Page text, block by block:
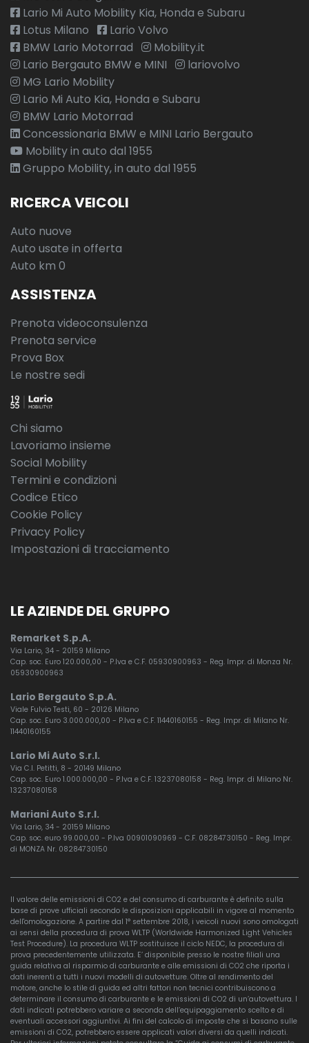
Lario Mi Auto Mobility Kia, Honda e Subaru
Lotus Milano
Lario Volvo
BMW Lario Motorrad
Mobility.it
Lario Bergauto BMW e MINI
lariovolvo
MG Lario Mobility
Lario Mi Auto Kia, Honda e Subaru
BMW Lario Motorrad
Concessionaria BMW e MINI Lario Bergauto
Mobility in auto dal 1955
Gruppo Mobility, in auto dal 1955
RICERCA VEICOLI
Auto nuove
Auto usate in offerta
Auto km 0
ASSISTENZA
Prenota videoconsulenza
Prenota service
Prova Box
Le nostre sedi
Chi siamo
Lavoriamo insieme
Social Mobility
Termini e condizioni
Codice Etico
Cookie Policy
Privacy Policy
Impostazioni di tracciamento
LE AZIENDE DEL GRUPPO
Remarket S.p.A.
Via Lario, 34 - 20159 Milano
Cap. soc. Euro 120.000,00 - P.Iva e C.F. 05930900963 - Reg. Impr. di Monza Nr.
05930900963
Lario Bergauto S.p.A.
Viale Fulvio Testi, 60 - 20126 Milano
Cap. soc. Euro 3.000.000,00 - P.Iva e C.F. 11440160155 - Reg. Impr. di Milano Nr.
11440160155
Lario Mi Auto S.r.l.
Via C.I. Petitti, 8 - 20149 Milano
Cap. soc. Euro 1.000.000,00 - P.Iva e C.F. 13237080158 - Reg. Impr. di Milano Nr.
13237080158
Mariani Auto S.r.l.
Via Lario, 34 - 20159 Milano
Cap. soc. euro 99.000,00 - P.Iva 00901090969 - C.F. 08284730150 - Reg. Impr.
di MONZA Nr. 08284730150
Il valore delle emissioni di CO2 e del consumo di carburante è definito sulla
base di prove ufficiali secondo le disposizioni applicabili in vigore al momento
dell'omologazione. A partire dal 1° settembre 2018, i veicoli nuovi sono omologati
ai sensi della procedura di prova WLTP (Worldwide Harmonized Light Vehicles
Test Procedure). La procedura WLTP sostituisce il ciclo NEDC, la procedura di
prova precedentemente utilizzata. E’ disponibile presso le nostre filiali una
guida relativa al risparmio di carburante e alle emissioni di CO2 che riporta i
dati inerenti a tutti i nuovi modelli di autovetture. Oltre al rendimento del
motore, anche lo stile di guida ed altri fattori non tecnici contribuiscono a
determinare il consumo di carburante e le emissioni di CO2 di un’autovettura. I
dati indicati potrebbero variare a seconda dell’equipaggiamento scelto e di
eventuali accessori aggiuntivi. Ai fini del calcolo di imposte che si basano sulle
emissioni di CO2, potrebbero essere applicati valori diversi da quelli indicati.